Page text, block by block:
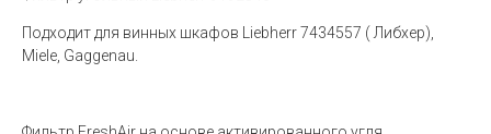
Подходит для винных шкафов Liebherr 7434557 ( Либхер),
Miele, Gaggenau.